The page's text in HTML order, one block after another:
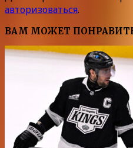
авторизоваться.
ВАМ МОЖЕТ